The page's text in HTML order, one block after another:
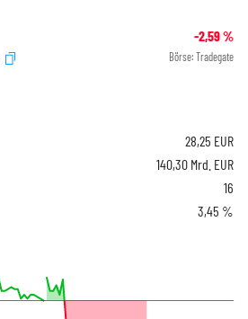
-2,59%
Börse: Tradegate
28,25 EUR
140,30 Mrd. EUR
16
3,45 %